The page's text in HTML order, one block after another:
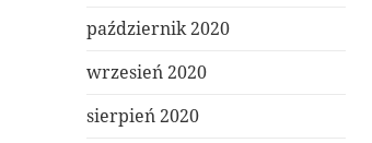
październik 2020
wrzesień 2020
sierpień 2020